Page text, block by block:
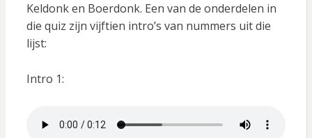
Keldonk en Boerdonk. Een van de onderdelen in
die quiz zijn vijftien intro’s van nummers uit die
lijst:
Intro 1: